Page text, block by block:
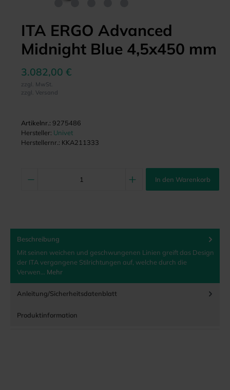
ITA ERGO Advanced
Midnight Blue 4,5x450 mm
3.082,00 €
zzgl. MwSt.
zzgl. Versand
Artikelnr.: 9275486
Hersteller: Univet
Herstellernr.: KKA211333
In den Warenkorb
Beschreibung
Mit seinen weichen und geschwungenen Linien greift das Design
der ITA vergangene Stilrichtungen auf, welche durch die
Verwen… Mehr
Anleitung/Sicherheitsdatenblatt
Produktinformation